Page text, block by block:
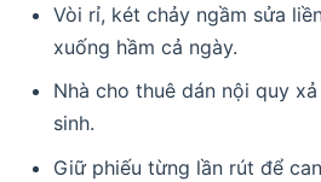
Vòi rỉ, két chảy ngầm sửa
xuống hầm cả ngày.
Nhà cho thuê dán nội quy
sinh.
Giữ phiếu từng lần rút để